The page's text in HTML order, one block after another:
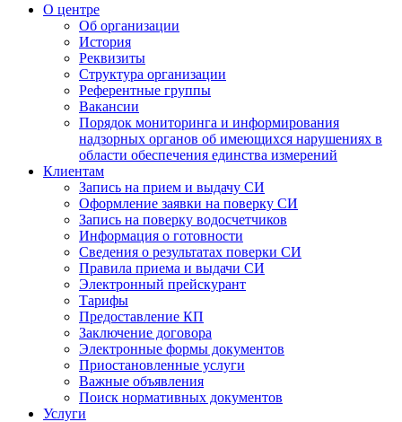
О центре
Об организации
История
Реквизиты
Структура организации
Референтные группы
Вакансии
Порядок мониторинга и информирования
надзорных органов об имеющихся нарушениях в
области обеспечения единства измерений
Клиентам
Запись на прием и выдачу СИ
Оформление заявки на поверку СИ
Запись на поверку водосчетчиков
Информация о готовности
Сведения о результатах поверки СИ
Правила приема и выдачи СИ
Электронный прейскурант
Тарифы
Предоставление КП
Заключение договора
Электронные формы документов
Приостановленные услуги
Важные объявления
Поиск нормативных документов
Услуги